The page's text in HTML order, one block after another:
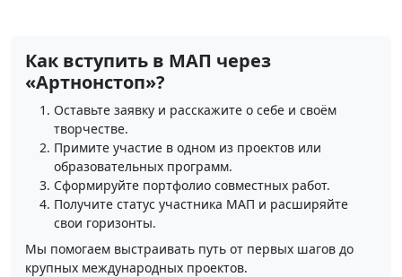
Как вступить в МАП через
«Артнонстоп»?
Оставьте заявку и расскажите о себе и своём
творчестве.
Примите участие в одном из проектов или
образовательных программ.
Сформируйте портфолио совместных работ.
Получите статус участника МАП и расширяйте
свои горизонты.
Мы помогаем выстраивать путь от первых шагов до
крупных международных проектов.